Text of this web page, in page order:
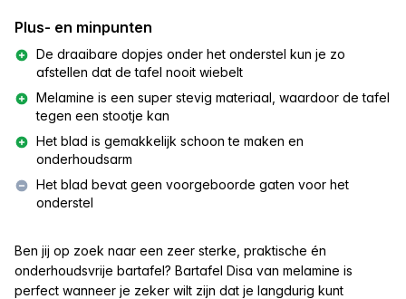
Plus- en minpunten
De draaibare dopjes onder het onderstel kun je zo
afstellen dat de tafel nooit wiebelt
Melamine is een super stevig materiaal, waardoor de tafel
tegen een stootje kan
Het blad is gemakkelijk schoon te maken en
onderhoudsarm
Het blad bevat geen voorgeboorde gaten voor het
onderstel
Ben jij op zoek naar een zeer sterke, praktische én
onderhoudsvrije bartafel? Bartafel Disa van melamine is
perfect wanneer je zeker wilt zijn dat je langdurig kunt